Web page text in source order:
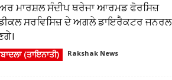
ਮਾਰਸ਼ਲ ਸੰਦੀਪ ਥਰੇਜਾ ਆਰਮਡ ਫੋਰਸਿਜ਼
ਸਰਵਿਸਿਜ਼ ਦੇ ਅਗਲੇ ਡਾਇਰੈਕਟਰ ਜਨਰਲ
(ਤਾਇਨਾਤੀ) Rakshak News